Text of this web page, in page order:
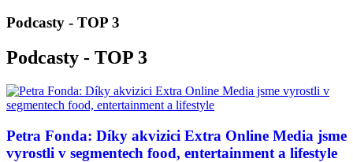
Podcasty - TOP 3
Podcasty - TOP 3
Petra Fonda: Díky akvizici Extra Online Media jsme
vyrostli v segmentech food, entertainment a lifestyle